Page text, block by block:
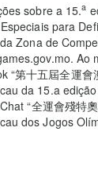
sobre a 15.a
para
Zona de
Ao
“第十五屆全運會
da 15.a
“全運會殘特
dos Jogos